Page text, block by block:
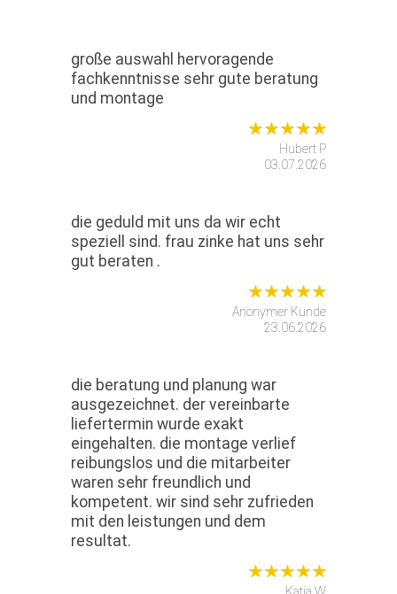
große auswahl hervoragende
fachkenntnisse sehr gute beratung
und montage
Hubert P
03.07.2026
die geduld mit uns da wir echt
speziell sind. frau zinke hat uns sehr
gut beraten .
Anonymer Kunde
23.06.2026
die beratung und planung war
ausgezeichnet. der vereinbarte
liefertermin wurde exakt
eingehalten. die montage verlief
reibungslos und die mitarbeiter
waren sehr freundlich und
kompetent. wir sind sehr zufrieden
mit den leistungen und dem
resultat.